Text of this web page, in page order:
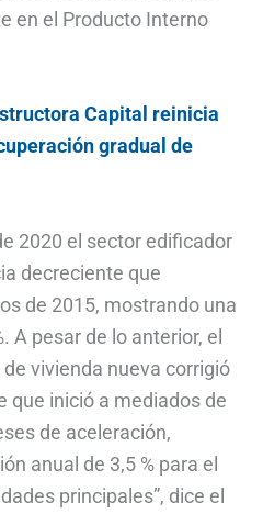
en el Producto Interno
Capital reinicia
gradual de
2020 el sector edificador
decreciente que
de 2015, mostrando una
A pesar de lo anterior, el
vivienda nueva corrigió
que inició a mediados de
de aceleración,
anual de 3,5 % para el
principales”, dice el